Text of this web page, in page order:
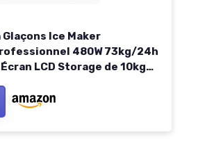
Glaçons Ice Maker
480W 73kg/24h
LCD Storage de 10kg